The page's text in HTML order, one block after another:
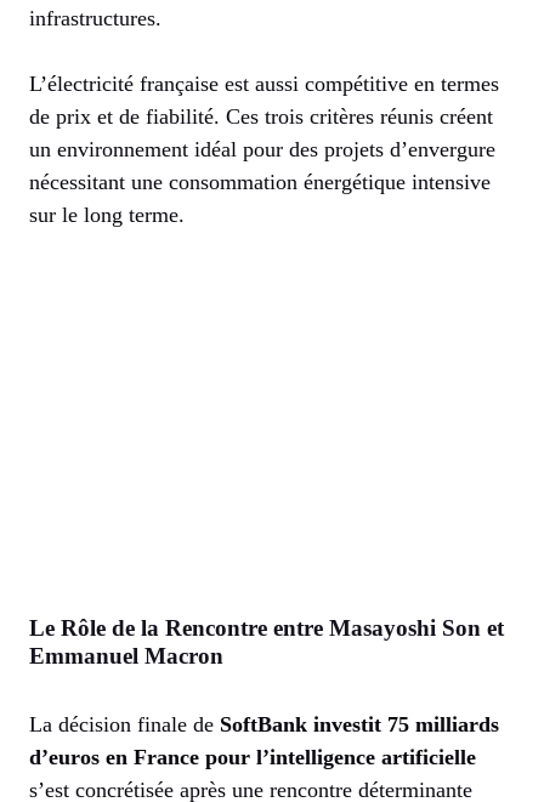
infrastructures.
L’électricité française est aussi compétitive en termes
de prix et de fiabilité. Ces trois critères réunis créent
un environnement idéal pour des projets d’envergure
nécessitant une consommation énergétique intensive
sur le long terme.
Le Rôle de la Rencontre entre Masayoshi Son et
Emmanuel Macron
La décision finale de SoftBank investit 75 milliards
d’euros en France pour l’intelligence artificielle
s’est concrétisée après une rencontre déterminante